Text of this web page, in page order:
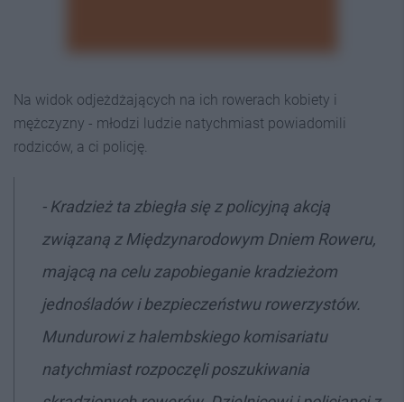
Na widok odjeżdżających na ich rowerach kobiety i
mężczyzny - młodzi ludzie natychmiast powiadomili
rodziców, a ci policję.
- Kradzież ta zbiegła się z policyjną akcją
związaną z Międzynarodowym Dniem Roweru,
mającą na celu zapobieganie kradzieżom
jednośladów i bezpieczeństwu rowerzystów.
Mundurowi z halembskiego komisariatu
natychmiast rozpoczęli poszukiwania